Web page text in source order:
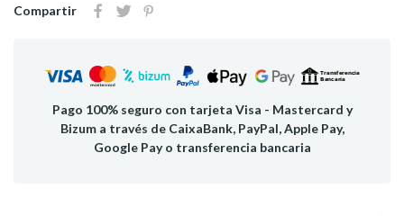
Compartir
Pago 100% seguro con tarjeta Visa - Mastercard y
Bizum a través de CaixaBank, PayPal, Apple Pay,
Google Pay o transferencia bancaria